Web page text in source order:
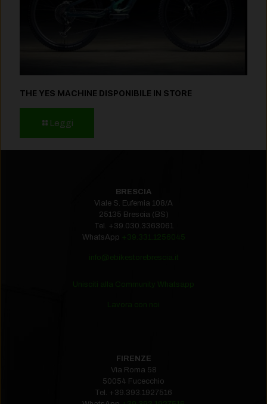
THE YES MACHINE DISPONIBILE IN STORE
Leggi
BRESCIA
Viale S. Eufemia 108/A
25135 Brescia (BS)
Tel. +39.030.3363061
WhatsApp +39.331.1256045
info@ebikestorebrescia.it
Unisciti alla Community Whatsapp
Lavora con noi
FIRENZE
Via Roma 58
50054 Fucecchio
Tel. +39.393.1927516‬